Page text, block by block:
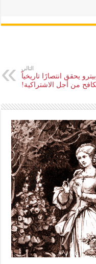
التالي
يحقق انتصارًا تاريخياً
من أجل الاشتراكية!